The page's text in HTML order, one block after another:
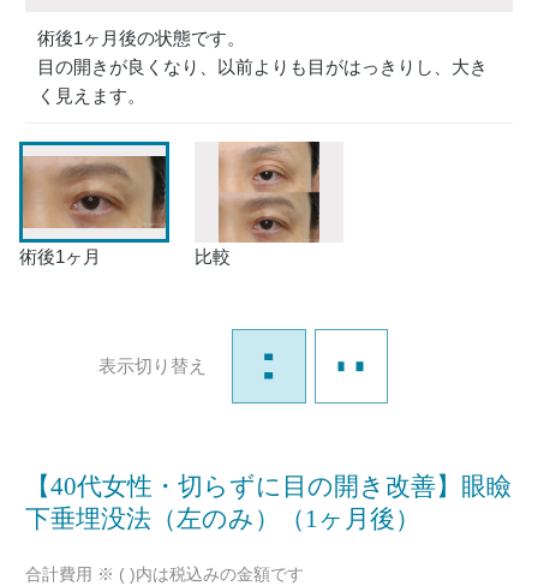
術後1ヶ月後の状態です。
目の開きが良くなり、以前よりも目がはっきりし、大き
く見えます。
術後1ヶ月 比較
表示切り替え
【40代女性・切らずに目の開き改善】眼瞼
下垂埋没法（左のみ）（1ヶ月後）
合計費用 ※ ( )内は税込みの金額です